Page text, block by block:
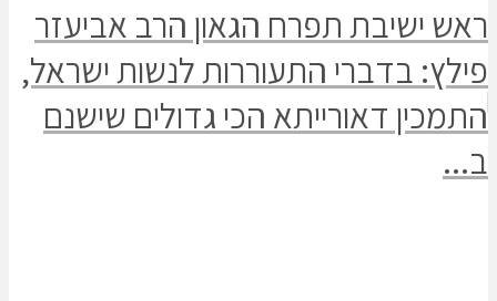
ראש ישיבת תפרח הגאון הרב אביעזר
פילץ: בדברי התעוררות לנשות ישראל,
התמכין דאורייתא הכי גדולים שישנם
ב...